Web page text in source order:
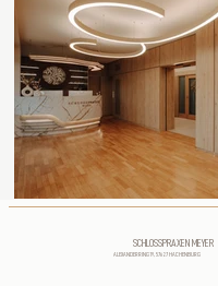
SCHLOSSPRAXEN MEYER
ALEXANDERRING 19, 57627 HACHENBURG